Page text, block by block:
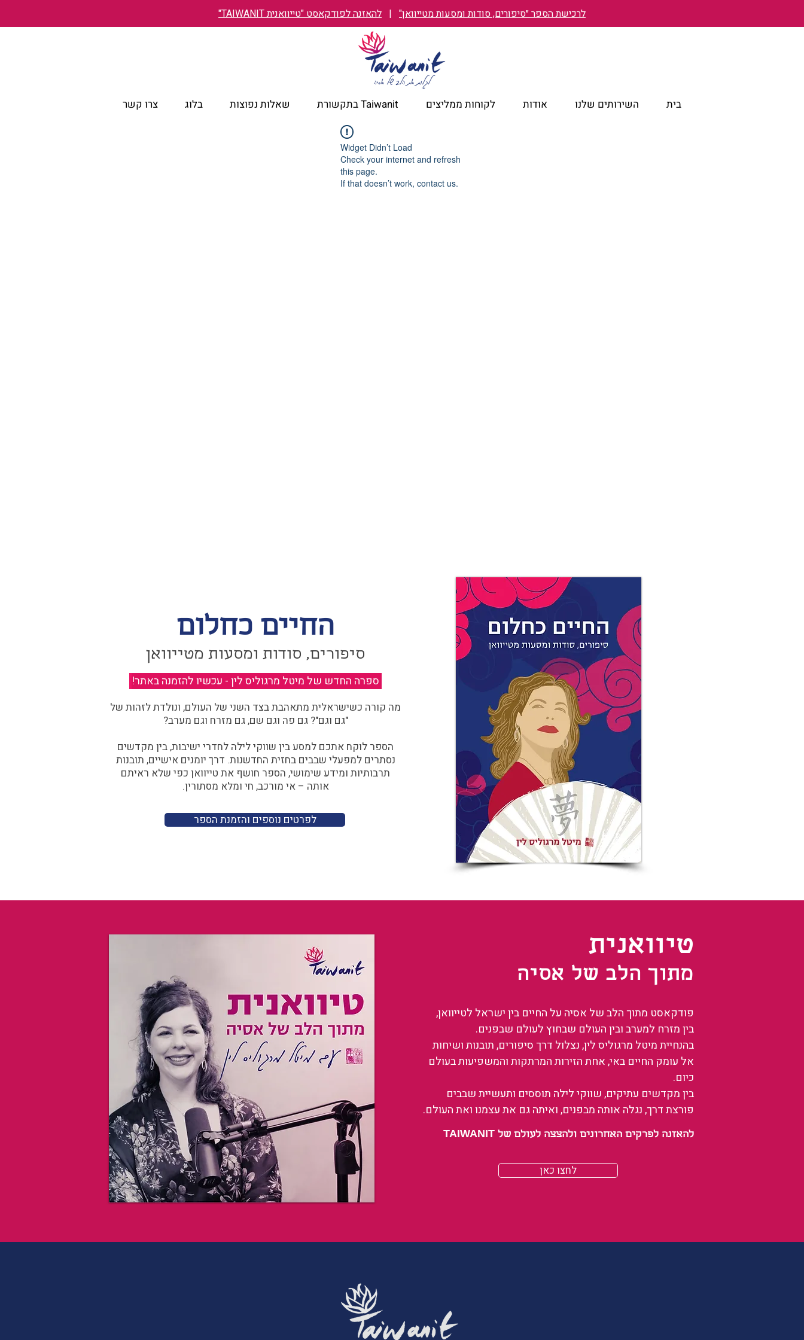
לרכישת הספר ״סיפורים, סודות ומסעות מטייוואן" | להאזנה לפודקאסט "טייוואנית TAIWANIT"
בית השירותים שלנו אודות לקוחות ממליצים Taiwanit בתקשורת שאלות נפוצות בלוג צרו קשר
Widget Didn’t Load
Check your internet and refresh
this page.
If that doesn’t work, contact us.
החיים כחלום
סיפורים, סודות ומסעות מטייוואן
ספרה החדש של מיטל מרגוליס לין - עכשיו להזמנה באתר!
מה קורה כשישראלית מתאהבת בצד השני של העולם, ונולדת לזהות של
"גם וגם"? גם פה וגם שם, גם מזרח וגם מערב?​​
הספר לוקח אתכם למסע בין שווקי לילה לחדרי ישיבות, בין מקדשים
נסתרים למפעלי שבבים בחזית החדשנות. דרך יומנים אישיים, תובנות
תרבותיות ומידע שימושי, הספר חושף את טייוואן כפי שלא ראיתם
אותה – אי מורכב, חי ומלא מסתורין.
לפרטים נוספים והזמנת הספר
טיוואנית
מתוך הלב של אסיה
פודקאסט מתוך הלב של אסיה על החיים בין ישראל לטייוואן,
בין מזרח למערב ובין העולם שבחוץ לעולם שבפנים.
בהנחיית מיטל מרגוליס לין, נצלול דרך סיפורים, תובנות ושיחות
אל עומק החיים באי, אחת הזירות המרתקות והמשפיעות בעולם
כיום.
בין מקדשים עתיקים, שווקי לילה תוססים ותעשיית שבבים
פורצת דרך, נגלה אותה מבפנים, ואיתה גם את עצמנו ואת העולם.
להאזנה לפרקים האחרונים ולהצצה לעולם של TAIWANIT
לחצו כאן